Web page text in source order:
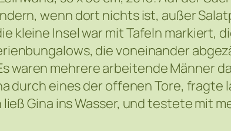
wenn dort nichts ist, außer
kleine Insel war mit Tafeln markiert,
die voneinander
waren mehrere arbeitende Männer
durch eines der offenen Tore,
Gina ins Wasser, und testete mit